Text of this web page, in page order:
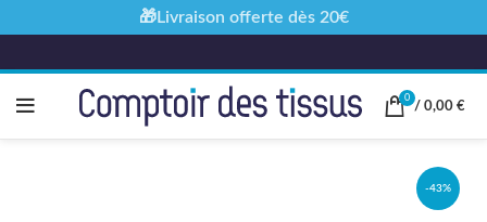
0
/ 0,00 €
-43%
🎁Livraison offerte dès 20€